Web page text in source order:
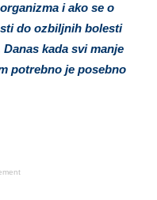
i ako se o
do ozbiljnih bolesti
kada svi manje
potrebno je posebno